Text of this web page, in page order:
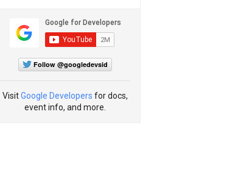
Follow @googledevsid
VisitGoogle Developers for docs,
event info, and more.